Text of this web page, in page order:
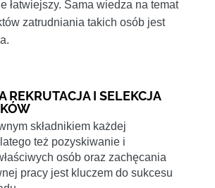
łatwiejszy. Sama wiedza na temat
zatrudniania takich osób jest
REKRUTACJA I SELEKCJA
składnikiem każdej
też pozyskiwanie i
osób oraz zachęcania
pracy jest kluczem do sukcesu